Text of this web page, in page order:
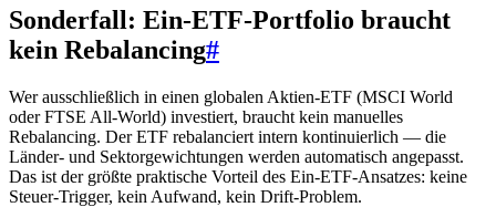
Sonderfall: Ein-ETF-Portfolio braucht
kein Rebalancing#
Wer ausschließlich in einen globalen Aktien-ETF (MSCI World
oder FTSE All-World) investiert, braucht kein manuelles
Rebalancing. Der ETF rebalanciert intern kontinuierlich — die
Länder- und Sektorgewichtungen werden automatisch angepasst.
Das ist der größte praktische Vorteil des Ein-ETF-Ansatzes: keine
Steuer-Trigger, kein Aufwand, kein Drift-Problem.